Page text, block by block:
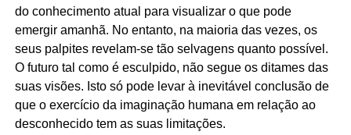
do conhecimento atual para visualizar o que pode
emergir amanhã. No entanto, na maioria das vezes, os
seus palpites revelam-se tão selvagens quanto possível.
O futuro tal como é esculpido, não segue os ditames das
suas visões. Isto só pode levar à inevitável conclusão de
que o exercício da imaginação humana em relação ao
desconhecido tem as suas limitações.